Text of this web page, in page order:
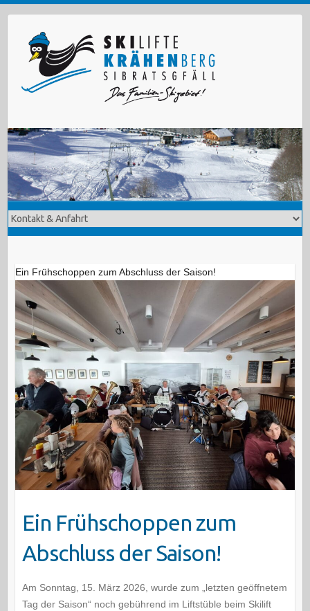
content
Ein Frühschoppen zum Abschluss der Saison!
Ein Frühschoppen zum
Abschluss der Saison!
Am Sonntag, 15. März 2026, wurde zum „letzten geöffnetem
Tag der Saison“ noch gebührend im Liftstüble beim Skilift